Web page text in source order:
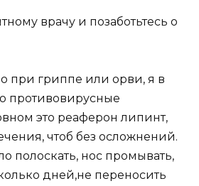
врачу и позаботьтесь о
при гриппе или орви, я в
противовирусные
это реаферон липинт,
чтоб без осложнений.
полоскать, нос промывать,
дней,не переносить